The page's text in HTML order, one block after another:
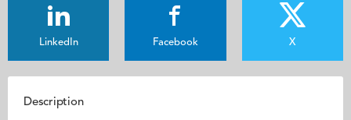
LinkedIn Facebook X
Description